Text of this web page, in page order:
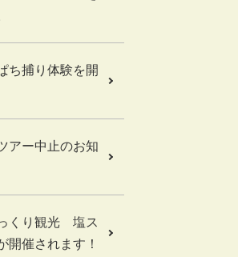
ち捕り体験を開
アー中止のお知
くり観光 塩ス
開催されます！